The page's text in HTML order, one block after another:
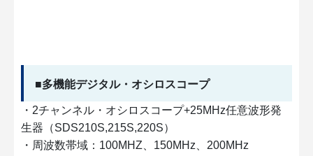
■多機能デジタル・オシロスコープ
・2チャンネル・オシロスコープ+25MHz任意波形発
生器（SDS210S,215S,220S）
・周波数帯域：100MHZ、150MHz、200MHz